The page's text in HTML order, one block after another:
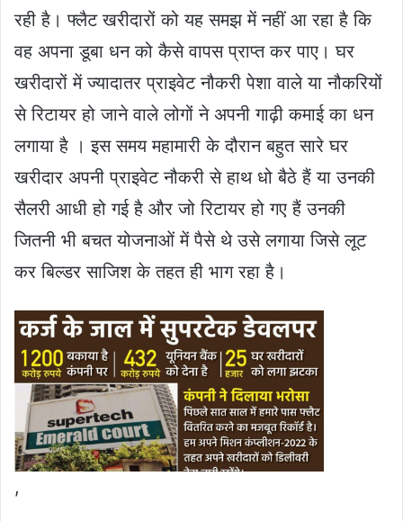
रही है। फ्लैट खरीदारों को यह समझ में नहीं आ रहा है कि
वह अपना डूबा धन को कैसे वापस प्राप्त कर पाए। घर
खरीदारों में ज्यादातर प्राइवेट नौकरी पेशा वाले या नौकरियों
से रिटायर हो जाने वाले लोगों ने अपनी गाढ़ी कमाई का धन
लगाया है । इस समय महामारी के दौरान बहुत सारे घर
खरीदार अपनी प्राइवेट नौकरी से हाथ धो बैठे हैं या उनकी
सैलरी आधी हो गई है और जो रिटायर हो गए हैं उनकी
जितनी भी बचत योजनाओं में पैसे थे उसे लगाया जिसे लूट
कर बिल्डर साजिश के तहत ही भाग रहा है।
,